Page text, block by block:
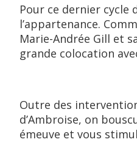
Pour ce dernier cycle
l’appartenance.
Marie-Andrée Gill et
grande colocation
Outre des
d’Ambroise, on
émeuve et vous